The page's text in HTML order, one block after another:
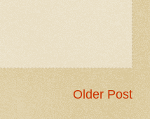
Older Post